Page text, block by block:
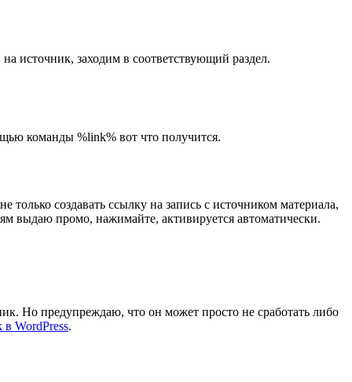
источник, заходим в соответствующий раздел.
команды %link% вот что получится.
создавать ссылку на запись с источником материала,
выдаю промо, нажимайте, активируется автоматически.
Но предупреждаю, что он может просто не сработать либо
в WordPress.